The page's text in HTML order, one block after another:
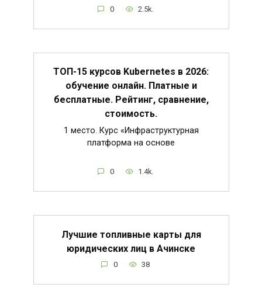
0 2.5k.
ТОП-15 курсов Kubernetes в 2026:
обучение онлайн. Платные и
бесплатные. Рейтинг, сравнение,
стоимость.
1 место. Курс «Инфраструктурная
платформа на основе
0 1.4k.
Лучшие топливные карты для
юридических лиц в Ачинске
0 38